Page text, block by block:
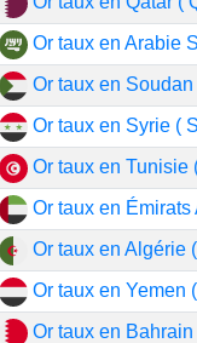
Or taux en Arabie
Or taux en
Or taux en Syrie (
Or taux en Tunisie
Or taux en
Or taux en Algérie
Or taux en Yemen
Or taux en